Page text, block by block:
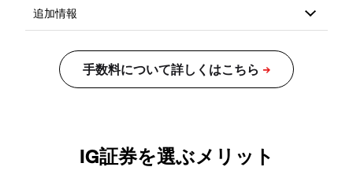
IG証券を選ぶメリット